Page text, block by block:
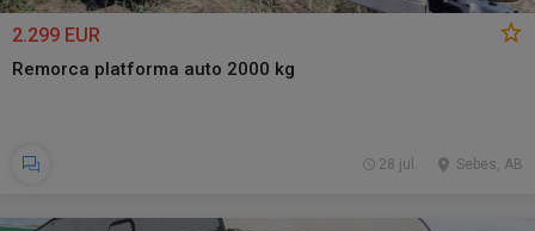
2.299 EUR
Remorca platforma auto 2000 kg
Sebes, AB
28 jul.